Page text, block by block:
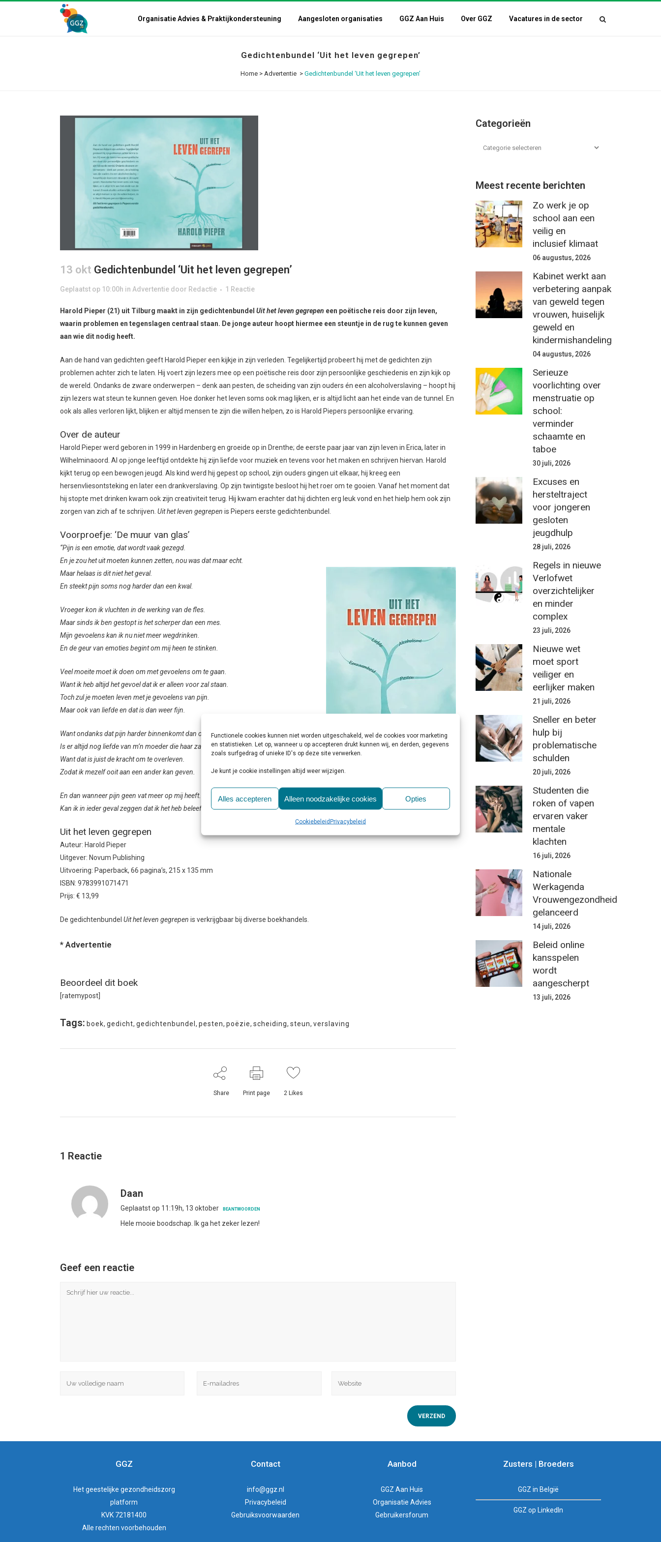
Functionele cookies kunnen niet worden uitgeschakeld, wel de cookies voor marketing
en statistieken. Let op, wanneer u op accepteren drukt kunnen wij, en derden, gegevens
zoals surfgedrag of unieke ID's op deze site verwerken.
Je kunt je cookie instellingen altijd weer wijzigen.
Alles accepteren Alleen noodzakelijke cookies Opties
CookiebeleidPrivacybeleid
Organisatie Advies & Praktijkondersteuning Aangesloten organisaties GGZ Aan Huis Over GGZ Vacatures in de sector
Gedichtenbundel ‘Uit het leven gegrepen’
Home > Advertentie > Gedichtenbundel ‘Uit het leven gegrepen’
13 okt Gedichtenbundel ‘Uit het leven gegrepen’
Geplaatst op 10:00h in Advertentie door Redactie 1 Reactie
Harold Pieper (21) uit Tilburg maakt in zijn gedichtenbundel Uit het leven gegrepen een poëtische reis door zijn leven,
waarin problemen en tegenslagen centraal staan. De jonge auteur hoopt hiermee een steuntje in de rug te kunnen geven
aan wie dit nodig heeft.
Aan de hand van gedichten geeft Harold Pieper een kijkje in zijn verleden. Tegelijkertijd probeert hij met de gedichten zijn
problemen achter zich te laten. Hij voert zijn lezers mee op een poëtische reis door zijn persoonlijke geschiedenis en zijn kijk op
de wereld. Ondanks de zware onderwerpen – denk aan pesten, de scheiding van zijn ouders én een alcoholverslaving – hoopt hij
zijn lezers wat steun te kunnen geven. Hoe donker het leven soms ook mag lijken, er is altijd licht aan het einde van de tunnel. En
ook als alles verloren lijkt, blijken er altijd mensen te zijn die willen helpen, zo is Harold Piepers persoonlijke ervaring.
Over de auteur
Harold Pieper werd geboren in 1999 in Hardenberg en groeide op in Drenthe; de eerste paar jaar van zijn leven in Erica, later in
Wilhelminaoord. Al op jonge leeftijd ontdekte hij zijn liefde voor muziek en tevens voor het maken en schrijven hiervan. Harold
kijkt terug op een bewogen jeugd. Als kind werd hij gepest op school, zijn ouders gingen uit elkaar, hij kreeg een
hersenvliesontsteking en later een drankverslaving. Op zijn twintigste besloot hij het roer om te gooien. Vanaf het moment dat
hij stopte met drinken kwam ook zijn creativiteit terug. Hij kwam erachter dat hij dichten erg leuk vond en het hielp hem ook zijn
zorgen van zich af te schrijven. Uit het leven gegrepen is Piepers eerste gedichtenbundel.
Voorproefje: ‘De muur van glas’
“Pijn is een emotie, dat wordt vaak gezegd.
En je zou het uit moeten kunnen zetten, nou was dat maar echt.
Maar helaas is dit niet het geval.
En steekt pijn soms nog harder dan een kwal.
Vroeger kon ik vluchten in de werking van de fles.
Maar sinds ik ben gestopt is het scherper dan een mes.
Mijn gevoelens kan ik nu niet meer wegdrinken.
En de geur van emoties begint om mij heen te stinken.
Veel moeite moet ik doen om met gevoelens om te gaan.
Want ik heb altijd het gevoel dat ik er alleen voor zal staan.
Toch zul je moeten leven met je gevoelens van pijn.
Maar ook van liefde en dat is dan weer fijn.
Want ondanks dat pijn harder binnenkomt dan ooit.
Is er altijd nog liefde van m’n moeder die haar zaden verstrooit.
Want dat is juist de kracht om te overleven.
Zodat ik mezelf ooit aan een ander kan geven.
En dan wanneer pijn geen vat meer op mij heeft.
Kan ik in ieder geval zeggen dat ik het heb beleefd.”
Uit het leven gegrepen
Auteur: Harold Pieper
Uitgever: Novum Publishing
Uitvoering: Paperback, 66 pagina’s, 215 x 135 mm
ISBN: 9783991071471
Prijs: € 13,99
De gedichtenbundel Uit het leven gegrepen is verkrijgbaar bij diverse boekhandels.
* Advertentie
Beoordeel dit boek
[ratemypost]
Tags: boek, gedicht, gedichtenbundel , pesten, poëzie, scheiding, steun, verslaving
Share Print page 2Likes
1 Reactie
Daan
Geplaatst op 11:19h, 13 oktober BEANTWOORDEN
Hele mooie boodschap. Ik ga het zeker lezen!
Geef een reactie
Categorieën
Meest recente berichten
Zo werk je op
school aan een
veilig en
inclusief klimaat
06 augustus, 2026
Kabinet werkt aan
verbetering aanpak
van geweld tegen
vrouwen, huiselijk
geweld en
kindermishandeling
04 augustus, 2026
Serieuze
voorlichting over
menstruatie op
school:
verminder
schaamte en
taboe
30 juli, 2026
Excuses en
hersteltraject
voor jongeren
gesloten
jeugdhulp
28 juli, 2026
Regels in nieuwe
Verlofwet
overzichtelijker
en minder
complex
23 juli, 2026
Nieuwe wet
moet sport
veiliger en
eerlijker maken
21 juli, 2026
Sneller en beter
hulp bij
problematische
schulden
20 juli, 2026
Studenten die
roken of vapen
ervaren vaker
mentale
klachten
16 juli, 2026
Nationale
Werkagenda
Vrouwengezondheid
gelanceerd
14 juli, 2026
Beleid online
kansspelen
wordt
aangescherpt
13 juli, 2026
GGZ
Hetgeestelijke gezondheidszorg
platform
KVK 72181400
Alle rechten voorbehouden
Contact
info@ggz.nl
Privacybeleid
Gebruiksvoorwaarden
Aanbod
GGZ Aan Huis
Organisatie Advies
Gebruikersforum
Zusters | Broeders
GGZ in België
GGZ op LinkedIn